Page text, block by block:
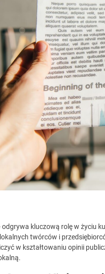
odgrywa kluczową rolę w życiu
twórców i
w kształtowaniu opinii